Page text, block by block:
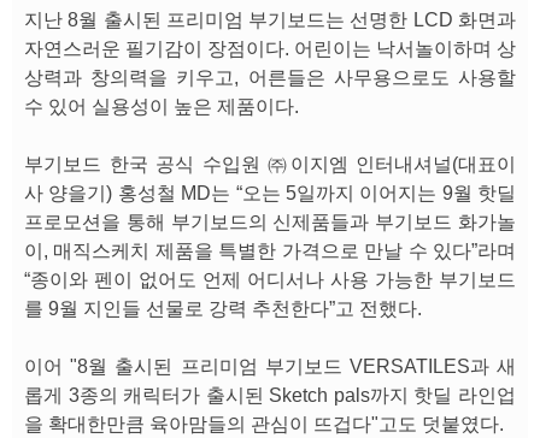
지난 8월 출시된 프리미엄 부기보드는 선명한 LCD 화면과
자연스러운 필기감이 장점이다. 어린이는 낙서놀이하며 상
상력과 창의력을 키우고, 어른들은 사무용으로도 사용할
수 있어 실용성이 높은 제품이다.
부기보드 한국 공식 수입원 ㈜이지엠 인터내셔널(대표이
사 양을기) 홍성철 MD는 “오는 5일까지 이어지는 9월 핫딜
프로모션을 통해 부기보드의 신제품들과 부기보드 화가놀
이, 매직스케치 제품을 특별한 가격으로 만날 수 있다”라며
“종이와 펜이 없어도 언제 어디서나 사용 가능한 부기보드
를 9월 지인들 선물로 강력 추천한다”고 전했다.
이어 "8월 출시된 프리미엄 부기보드 VERSATILES과 새
롭게 3종의 캐릭터가 출시된 Sketch pals까지 핫딜 라인업
을 확대한만큼 육아맘들의 관심이 뜨겁다"고도 덧붙였다.